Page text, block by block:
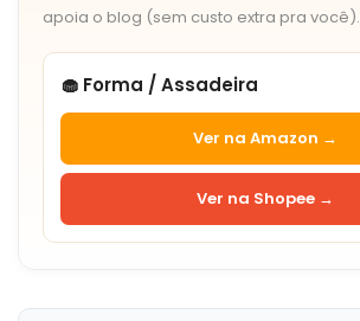
apoia o blog (sem custo extra pra você).
🧁 Forma / Assadeira
Ver na Amazon →
Ver na Shopee →